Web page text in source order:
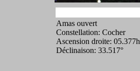
Amas ouvert
Constellation: Cocher
Ascension droite: 05.377h
Déclinaison: 33.517°